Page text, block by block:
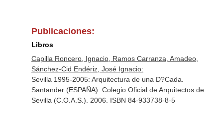
Publicaciones:
Libros
Capilla Roncero, Ignacio, Ramos Carranza, Amadeo,
Sánchez-Cid Endériz, José Ignacio:
Sevilla 1995-2005: Arquitectura de una D?Cada.
Santander (ESPAÑA). Colegio Oficial de Arquitectos de
Sevilla (C.O.A.S.). 2006. ISBN 84-933738-8-5